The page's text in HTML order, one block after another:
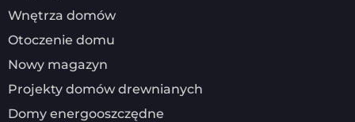
Wnętrza domów
Otoczenie domu
Nowy magazyn
Projekty domów drewnianych
Domy energooszczędne